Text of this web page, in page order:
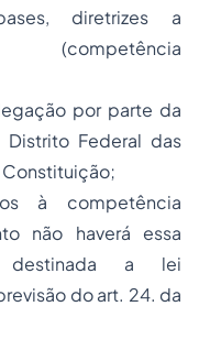
diretrizes a
(competência
por parte da
Distrito Federal das
Constituição;
à competência
não haverá essa
destinada a lei
do art. 24. da